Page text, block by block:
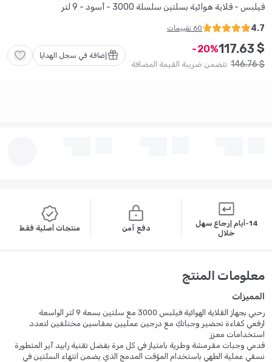
فيلبس - قلاية هوائية بسلتين سلسلة 3000 - أسود - 9 لتر
4.7
60 تقييمات
$
117.63
20
$
146.76 تتضمن ضريبة القيمة المضافة
إضافة في سجل الهدايا
14-أيام إرجاع سهل
خلال
دفع آمن منتجات أصلية فقط
معلومات المنتج
المميزات
رحبي بجهاز القلاية الهوائية فيلبس 3000 مع سلتين بسعة 9 لتر الواسعة
ارفعي كفاءة تحضير وجباتكِ مع درجين عمليين بمقاسين مختلفين لتعدد
استخدامات معزز
قدمي وجبات مقرمشة وطرية بامتياز في كل مرة بفضل تقنية رابيد آير المتطورة
نسقي عملية الطهي باستخدام المؤقت المدمج الذي يضمن انتهاء السلتين في